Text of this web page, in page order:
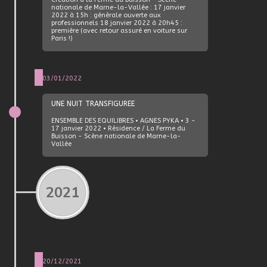
nationale de Marne-la-Vallée : 17 janvier
2022 à 15h : générale ouverte aux
professionnels 18 janvier 2022 à 20h45 :
première (avec retour assuré en voiture sur
Paris !)
03/01/2022
UNE NUIT TRANSFIGUREE
ENSEMBLE DES EQUILIBRES • AGNES PYKA • 3 -
17 janvier 2022 • Résidence / La Ferme du
Buisson - Scène nationale de Marne-la-
Vallée
2021
20/12/2021